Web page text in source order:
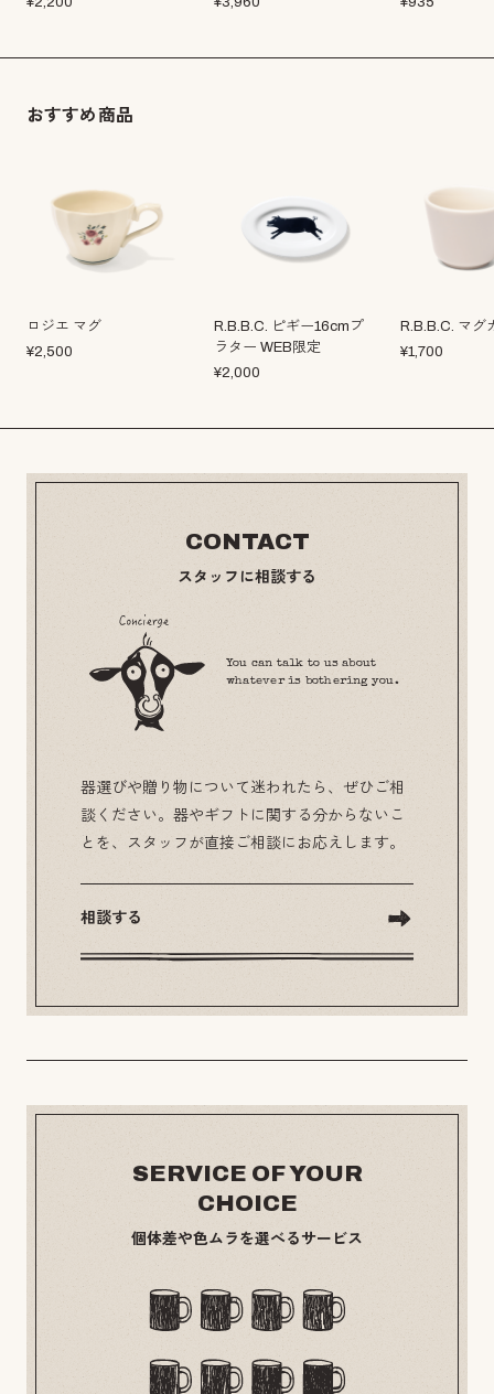
おすすめ商品
ロジエ マグ
¥2,500
R.B.B.C. ピギー16cmプ
ラター WEB限定
¥2,000
R.B.B.C. マグ
¥1,700
CONTACT
スタッフに相談する
You can talk to us about
whatever is bothering you.
器選びや贈り物について迷われたら、ぜひご相
談ください。器やギフトに関する分からないこ
とを、スタッフが直接ご相談にお応えします。
相談する
SERVICE OF YOUR
CHOICE
個体差や色ムラを選べるサービス